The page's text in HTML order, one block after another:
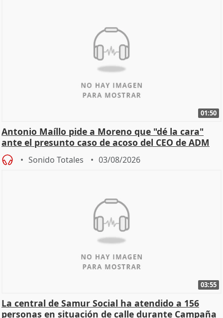
01:50
Antonio Maíllo pide a Moreno que "dé la cara"
ante el presunto caso de acoso del CEO de ADM
Sonido Totales 03/08/2026
03:55
La central de Samur Social ha atendido a 156
personas en situación de calle durante Campaña